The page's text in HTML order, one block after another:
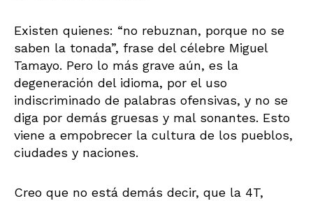
Existen quienes: “no rebuznan, porque no se
saben la tonada”, frase del célebre Miguel
Tamayo. Pero lo más grave aún, es la
degeneración del idioma, por el uso
indiscriminado de palabras ofensivas, y no se
diga por demás gruesas y mal sonantes. Esto
viene a empobrecer la cultura de los pueblos,
ciudades y naciones.
Creo que no está demás decir, que la 4T,